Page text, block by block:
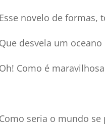
Esse novelo de formas,
Que desvela um
Oh! Como é
Como seria o mundo se